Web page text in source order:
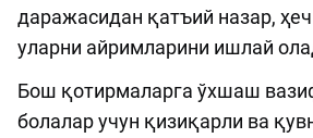
даражасидан қатъий назар,
уларни айримларини ишлай
Бош қотирмаларга ўхшаш
болалар учун қизиқарли ва